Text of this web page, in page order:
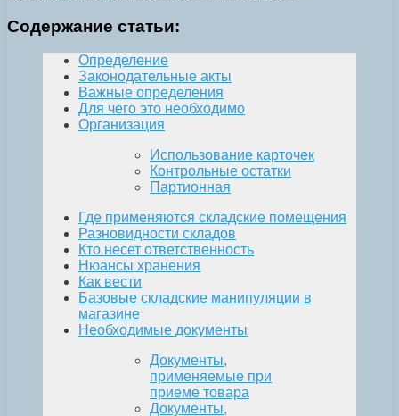
Содержание статьи:
Определение
Законодательные акты
Важные определения
Для чего это необходимо
Организация
Использование карточек
Контрольные остатки
Партионная
Где применяются складские помещения
Разновидности складов
Кто несет ответственность
Нюансы хранения
Как вести
Базовые складские манипуляции в
магазине
Необходимые документы
Документы,
применяемые при
приеме товара
Документы,